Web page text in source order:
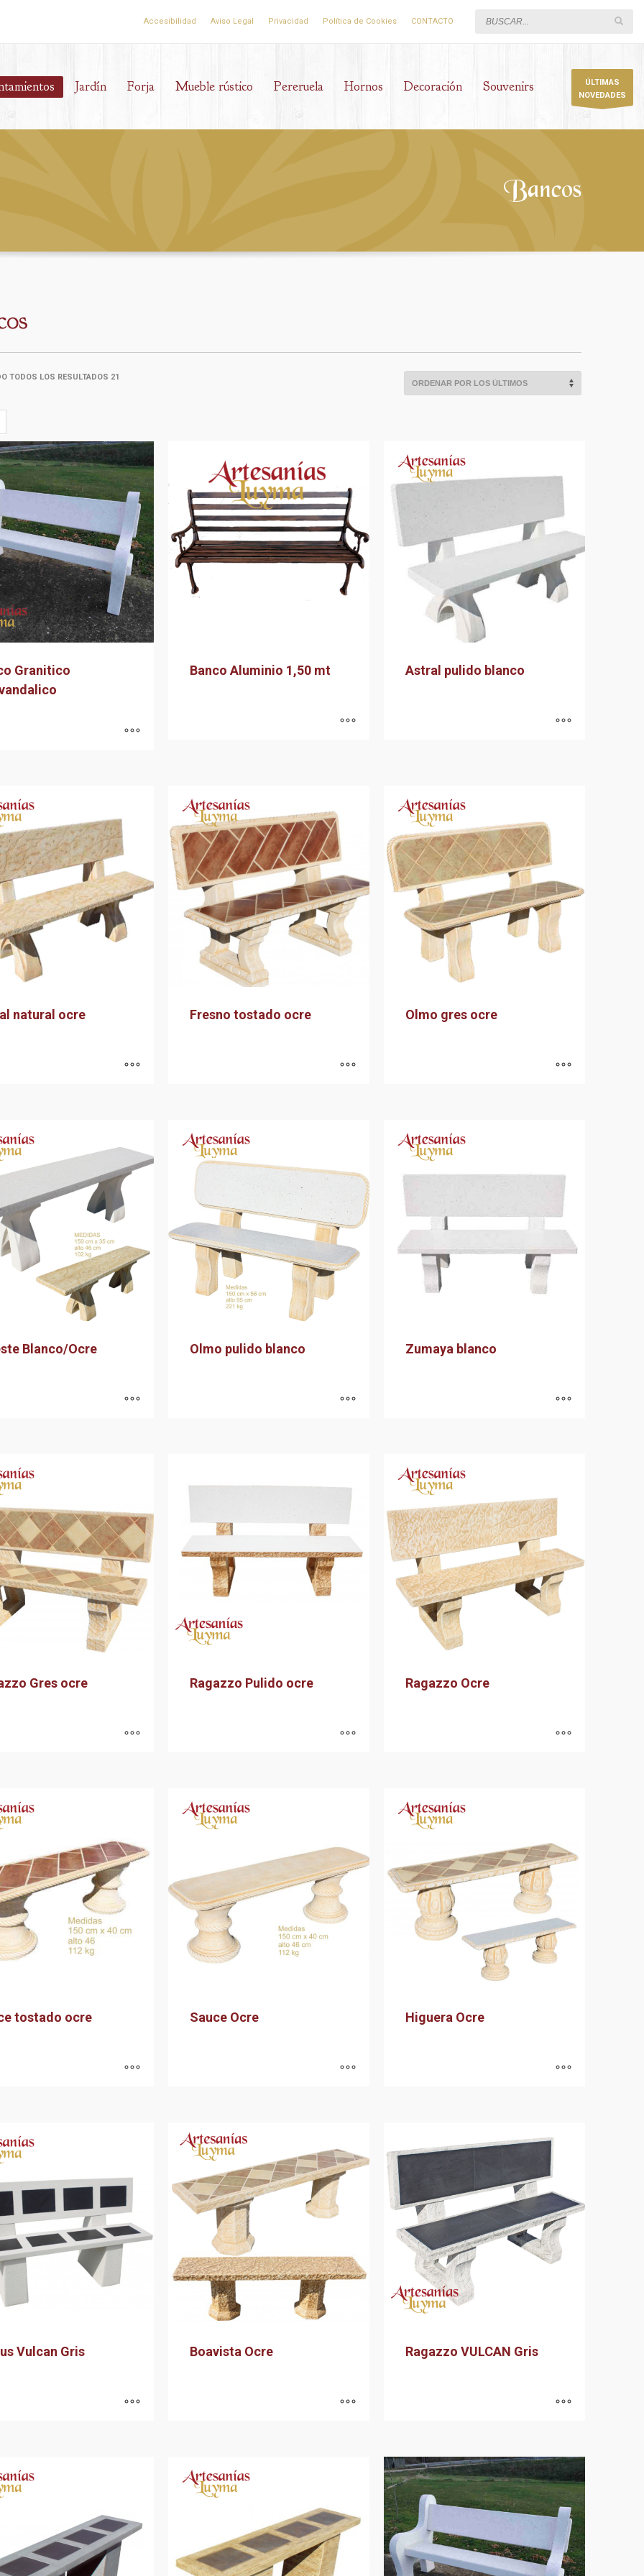
Accesibilidad Aviso Legal Privacidad Política de Cookies CONTACTO
Jardín Forja Mueble rústico Pereruela Hornos Decoración Souvenirs
ÚLTIMAS
NOVEDADES
Bancos
TODOS LOS RESULTADOS 21
Granitico
Banco Aluminio 1,50 mt Astral pulido blanco
natural ocre Fresno tostado ocre Olmo gres ocre
Blanco/Ocre Olmo pulido blanco Zumaya blanco
Gres ocre Ragazzo Pulido ocre Ragazzo Ocre
tostado ocre Sauce Ocre Higuera Ocre
Vulcan Gris Boavista Ocre Ragazzo VULCAN Gris